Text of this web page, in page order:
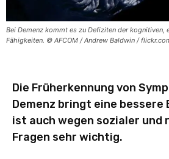
Bei Demenz kommt es zu Defiziten der kognitiven,
Fähigkeiten. © AFCOM / Andrew Baldwin /
Die Früherkennung von
Demenz bringt eine bessere
ist auch wegen sozialer und
Fragen sehr wichtig.